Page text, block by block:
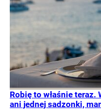
Robię to właśnie
ani jednej sadzonki,